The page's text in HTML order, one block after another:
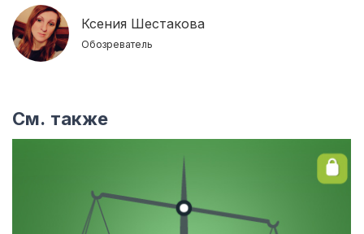
Ксения Шестакова
Обозреватель
См. также